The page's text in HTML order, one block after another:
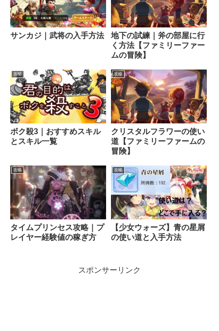
サンカジ｜武将の入手方法
地下の試練｜斧の部屋に行
く方法【ファミリーファー
ムの冒険】
攻略
ボク殺3｜おすすめスキル
とスキル一覧
攻略
クリスタルフラワーの使い
道【ファミリーファームの
冒険】
攻略
タイムプリンセス攻略｜プ
レイヤー経験値の稼ぎ方
攻略
【少女ウォーズ】青の星屑
の使い道と入手方法
スポンサーリンク